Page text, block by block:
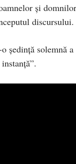
și
discursului.
ședință solemnă